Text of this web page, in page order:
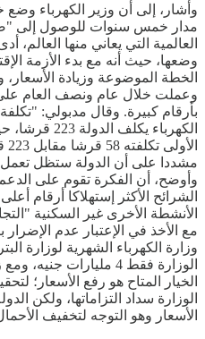
مدار خمس سنوات للوصول إلى
العالمية التي يعاني منها العالم،
وضعها، حيث أنه مع بدء الأزمة
الخطة الموضوعة وزيادة الأسعار،
وعملت خلال عام ونصف العام على
بأرقام كبيرة. وقال مدبولي:
الكهرباء
مشددا على أن الدولة ستظل تعمل
وأوضح، أن الفكرة تقوم على
الشرائح الأكثر إستهلاكا أرقام
الأنشطة الأخرى غير السكنية
مع الأخذ في الإعتبار عدم
الوزارة فقط 4 مليارات
الخيار المتاح هو رفع الأسعار؛
الوزارة سداد التزاماتها، ولكن
الأسعار وهو التوجه لتخفيف